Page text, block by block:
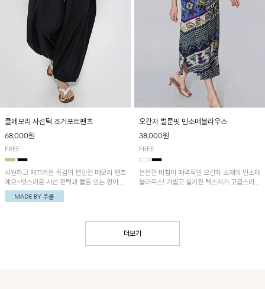
쿨메모리 사선턱 조거포트팬츠
68,000원
FREE
시원하고 매끄러운 촉감의 편안한 메모리 팬츠
예요~멋스러운 사선 핀턱과 볼륨 있는 항아리
핏이 유니크한 아이템!
오간자 벌룬핏 민소매블라우스
38,000원
FREE
은은한 비침이 매력적인 오간자 소재의 민소매
블라우스! 가볍고 실키한 텍스처가 고급스러운
더보기